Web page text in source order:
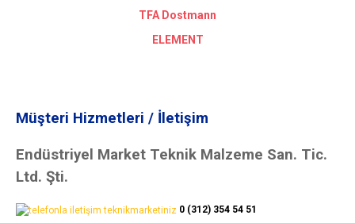
TFA Dostmann
ELEMENT
Müşteri Hizmetleri / İletişim
Endüstriyel Market Teknik Malzeme San. Tic.
Ltd. Şti.
0 (312) 354 54 51